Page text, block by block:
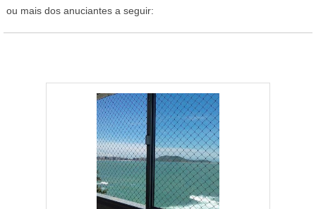
ou mais dos anuciantes a seguir: